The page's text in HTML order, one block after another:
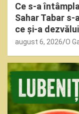
Ce s-a
Sahar Tabar
ce și-a
august 6, 2026 O